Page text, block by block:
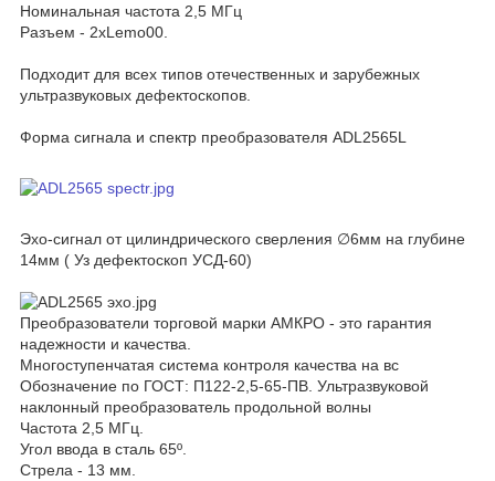
Номинальная частота 2,5 МГц
Разъем - 2хLemo00.
Подходит для всех типов отечественных и зарубежных
ультразвуковых дефектоскопов.
Форма сигнала и спектр преобразователя ADL2565L
Эхо-сигнал от цилиндрического сверления ∅6мм на глубине
14мм ( Уз дефектоскоп УСД-60)
Преобразователи торговой марки АМКРО - это гарантия
надежности и качества.
Многоступенчатая система контроля качества на вс
Обозначение по ГОСТ: П122-2,5-65-ПВ. Ультразвуковой
наклонный преобразователь продольной волны
Частота 2,5 МГц.
Угол ввода в сталь 65º.
Стрела - 13 мм.